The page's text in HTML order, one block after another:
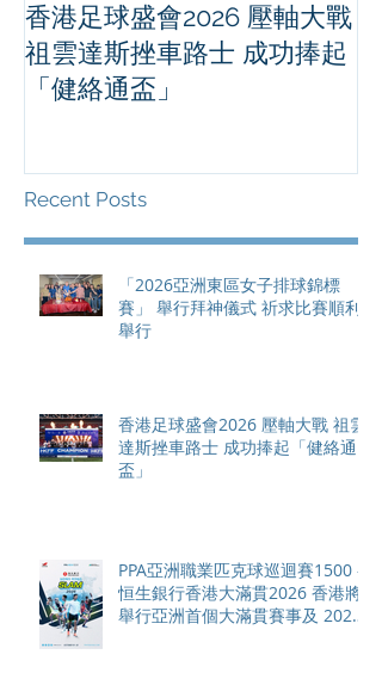
香港足球盛會2026 壓軸大戰
祖雲達斯挫車路士 成功捧起
「健絡通盃」
Recent Posts
「2026亞洲東區女子排球錦標
賽」 舉行拜神儀式 祈求比賽順利
舉行
香港足球盛會2026 壓軸大戰 祖雲
達斯挫車路士 成功捧起「健絡通
盃」
PPA亞洲職業匹克球巡迴賽1500 -
恒生銀行香港大滿貫2026 香港將
舉行亞洲首個大滿貫賽事及 2026